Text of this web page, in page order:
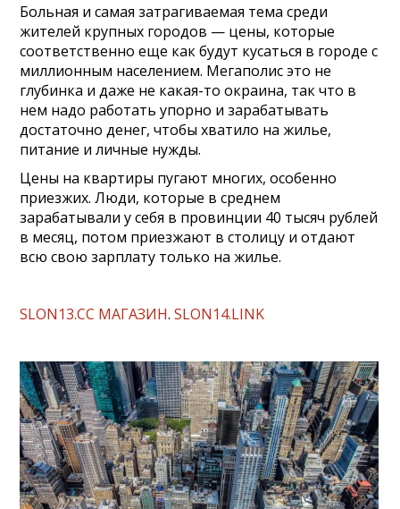
Больная и самая затрагиваемая тема среди
жителей крупных городов — цены, которые
соответственно еще как будут кусаться в городе с
миллионным населением. Мегаполис это не
глубинка и даже не какая-то окраина, так что в
нем надо работать упорно и зарабатывать
достаточно денег, чтобы хватило на жилье,
питание и личные нужды.
Цены на квартиры пугают многих, особенно
приезжих. Люди, которые в среднем
зарабатывали у себя в провинции 40 тысяч рублей
в месяц, потом приезжают в столицу и отдают
всю свою зарплату только на жилье.
SLON13.CC МАГАЗИН.SLON14.LINK